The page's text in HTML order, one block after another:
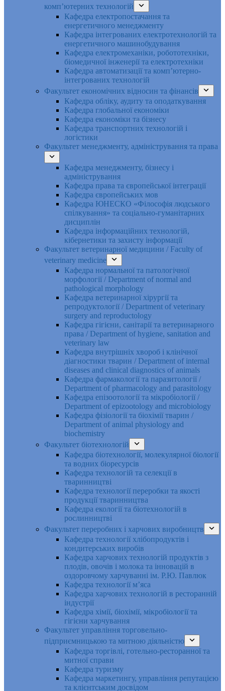
комп’ютерних технологій
Кафедра електропостачання та
енергетичного менеджменту
Кафедра інтегрованих електротехнологій та
енергетичного машинобудування
Кафедра електромеханіки, робототехніки,
біомедичної інженерії та електротехніки
Кафедра автоматизації та комп’ютерно-
інтегрованих технологій
Факультет економічних відносин та фінансів
Кафедра обліку, аудиту та оподаткування
Кафедра глобальної економіки
Кафедра економіки та бізнесу
Кафедра транспортних технологій і
логістики
Факультет менеджменту, адміністрування та права
Кафедра менеджменту, бізнесу і
адміністрування
Кафедра права та європейської інтеграції
Кафедра європейських мов
Кафедра ЮНЕСКО «Філософія людського
спілкування» та соціально-гуманітарних
дисциплін
Кафедра інформаційних технологій,
кібернетики та захисту інформації
Факультет ветеринарної медицини / Faculty of
veterinary medicine
Кафедра нормальної та патологічної
морфології / Department of normal and
pathological morphology
Кафедра ветеринарної хірургії та
репродуктології / Department of veterinary
surgery and reproductology
Кафедра гігієни, санітарії та ветеринарного
права / Department of hygiene, sanitation and
veterinary law
Кафедра внутрішніх хвороб і клінічної
діагностики тварин / Department of internal
diseases and clinical diagnostics of animals
Кафедра фармакології та паразитології /
Department of pharmacology and parasitology
Кафедра епізоотології та мікробіології /
Department of epizootology and microbiology
Кафедра фізіології та біохімії тварин /
Department of animal physiology and
biochemistry
Факультет біотехнологій
Кафедра біотехнології, молекулярної біології
та водних біоресурсів
Кафедра технологій та селекції в
тваринництві
Кафедра технології переробки та якості
продукції тваринництва
Кафедра екології та біотехнологій в
рослинництві
Факультет переробних і харчових виробництв
Кафедра технології хлібопродуктів і
кондитерських виробів
Кафедра харчових технологій продуктів з
плодів, овочів і молока та інновацій в
оздоровчому харчуванні ім. Р.Ю. Павлюк
Кафедра технології м’яса
Кафедра харчових технологій в ресторанній
індустрії
Кафедра хімії, біохімії, мікробіології та
гігієни харчування
Факультет управління торговельно-
підприємницькою та митною діяльністю
Кафедра торгівлі, готельно-ресторанної та
митної справи
Кафедра туризму
Кафедра маркетингу, управління репутацією
та клієнтським досвідом